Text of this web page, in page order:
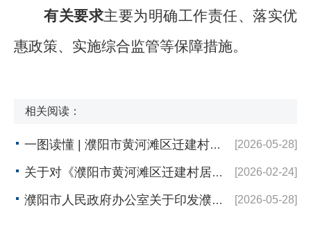
有关要求主要为明确工作责任、落实优
惠政策、实施综合监管等保障措施。
相关阅读：
[2026-05-28]
一图读懂 | 濮阳市黄河滩区迁建村居住困难老年人服务保障实施方案
[2026-02-24]
关于对《濮阳市黄河滩区迁建村居住困难老年人服务保障实施方案（试行）》公开征求意见的公示
[2026-05-28]
濮阳市人民政府办公室关于印发濮阳市黄河滩区迁建村居住困难老年人服务保障实施方案（试行）的通知